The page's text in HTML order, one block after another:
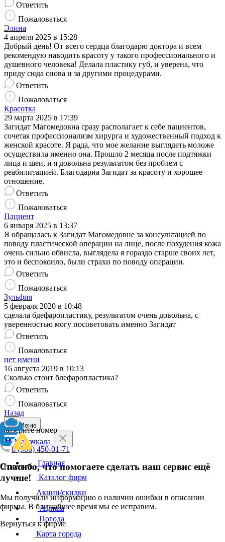
Ответить
Пожаловаться
Элина
4 апреля 2025 в 15:28
Добрый день! От всего сердца благодарю доктора и всем
рекомендую наводить красоту у такого профессионального и
душевного человека! Делала пластику губ, и уверена, что
приду сюда снова и за другими процедурами.
Ответить
Пожаловаться
Красотка
29 марта 2025 в 17:39
Загидат Магомедовна сразу располагает к себе пациентов,
сочетая профессионализм хирурга и художественный подход к
женской красоте. Я рада, что мое желание выглядеть моложе
осуществила именно она. Прошло 2 месяца после подтяжки
лица и шеи, и я довольна результатом без проблем с
реабилитацией. Благодарна Загидат за красоту и хорошее
отношение.
Ответить
Пожаловаться
Пациент
6 января 2025 в 13:37
Я обращалась к Загидат Магомедовне за консультацией по
поводу пластической операции на лице, после похудения кожа
очень сильно обвисла, выглядела я гораздо старше своих лет,
это и беспокоило, были страхи по поводу операции.
Ответить
Пожаловаться
Зульфия
5 февраля 2020 в 10:48
сделала бдефаропластику, результатом очень довольна, с
уверенностью могу посоветовать именно Загидат
Ответить
Пожаловаться
нет имени
16 августа 2019 в 10:13
Сколько стоит блефаропластика?
Ответить
Пожаловаться
Назад
Выберите номер
8 (906) 450-01-71
Отменить
Спасибо, что помогаете сделать наш сервис ещё
лучше!
Мы получили информацию о наличии ошибки в описании
фирмы. В ближайшее время мы ее исправим.
Вернуться к фирме
Меню
Махачкала
Главная
Каталог фирм
Акции/скидки
Афиша
Погода
Карта города